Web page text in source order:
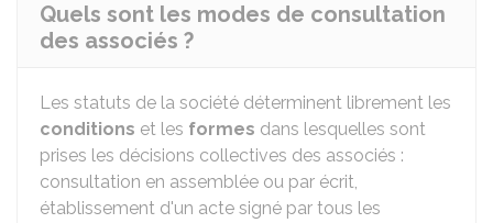
Quels sont les modes de consultation
des associés ?
Les statuts de la société déterminent librement les
conditions et les formes dans lesquelles sont
prises les décisions collectives des associés :
consultation en assemblée ou par écrit,
établissement d'un acte signé par tous les